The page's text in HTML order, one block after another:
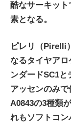
酷なサーキッ
素となる。
ピレリ（Pirelli
なるタイヤア
ンダードSC1と
アッセンのみ
A0843の3種類
れもソフトコ